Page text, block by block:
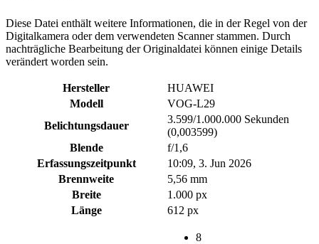
Diese Datei enthält weitere Informationen, die in der Regel von der
Digitalkamera oder dem verwendeten Scanner stammen. Durch
nachträgliche Bearbeitung der Originaldatei können einige Details
verändert worden sein.
Hersteller
HUAWEI
Modell
VOG-L29
Belichtungsdauer
3.599/1.000.000 Sekunden
(0,003599)
Blende
f/1,6
Erfassungszeitpunkt
10:09, 3. Jun 2026
Brennweite
5,56 mm
Breite
1.000 px
Länge
612 px
8